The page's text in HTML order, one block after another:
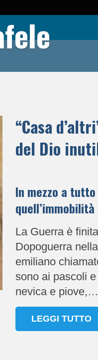
“Casa
del Dio
In mezzo a
La Guerra è
Dopoguerra
emiliano
sono ai pascoli
nevica e piove,…
LEGGI TUTTO